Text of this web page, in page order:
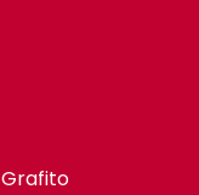
Grafito